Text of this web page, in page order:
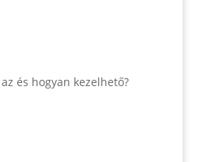
és hogyan kezelhető?